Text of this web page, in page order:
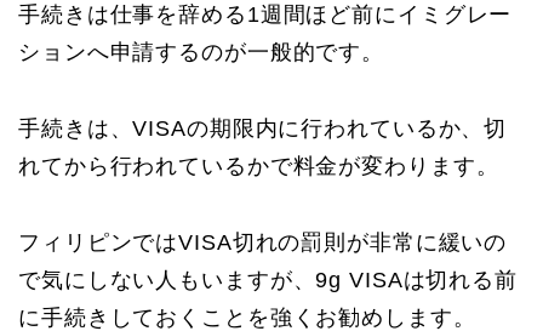
手続きは仕事を辞める1週間ほど前にイミグレー
ションへ申請するのが一般的です。
手続きは、VISAの期限内に行われているか、切
れてから行われているかで料金が変わります。
フィリピンではVISA切れの罰則が非常に緩いの
で気にしない人もいますが、9g VISAは切れる前
に手続きしておくことを強くお勧めします。